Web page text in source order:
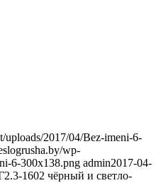
uploads/2017/04/Bez-imeni-6-
wp-
6-300x138.png admin2017-04-
1602 чёрный и светло-